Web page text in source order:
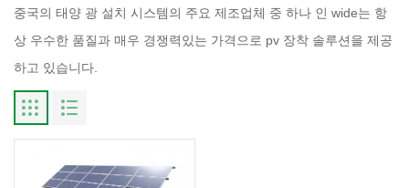
중국의 태양 광 설치 시스템의 주요 제조업체 중 하나 인 wide는 항
상 우수한 품질과 매우 경쟁력있는 가격으로 pv 장착 솔루션을 제공
하고 있습니다.